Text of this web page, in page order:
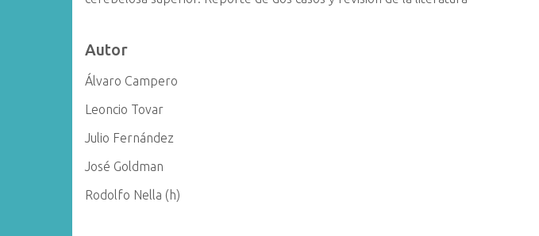
Autor
Álvaro Campero
Leoncio Tovar
Julio Fernández
José Goldman
Rodolfo Nella (h)